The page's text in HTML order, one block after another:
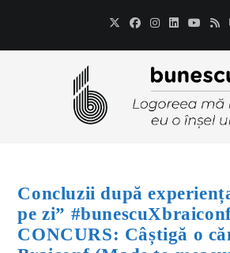
Concluzii după
pe zi”
CONCURS: Câștigă o